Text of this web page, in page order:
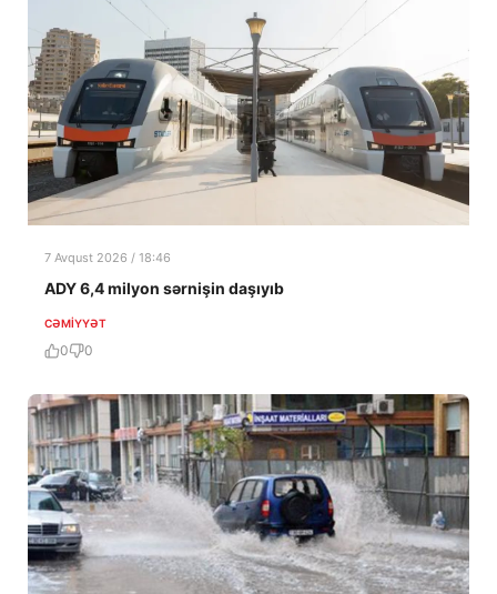
7 Avqust 2026 / 18:46
ADY 6,4 milyon sərnişin daşıyıb
CƏMIYYƏT
0 0